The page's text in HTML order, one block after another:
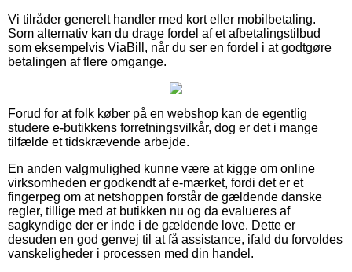
Vi tilråder generelt handler med kort eller mobilbetaling.
Som alternativ kan du drage fordel af et afbetalingstilbud
som eksempelvis ViaBill, når du ser en fordel i at godtgøre
betalingen af flere omgange.
Forud for at folk køber på en webshop kan de egentlig
studere e-butikkens forretningsvilkår, dog er det i mange
tilfælde et tidskrævende arbejde.
En anden valgmulighed kunne være at kigge om online
virksomheden er godkendt af e-mærket, fordi det er et
fingerpeg om at netshoppen forstår de gældende danske
regler, tillige med at butikken nu og da evalueres af
sagkyndige der er inde i de gældende love. Dette er
desuden en god genvej til at få assistance, ifald du forvoldes
vanskeligheder i processen med din handel.